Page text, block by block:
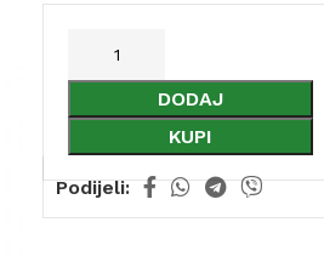
DODAJ
KUPI
Podijeli: